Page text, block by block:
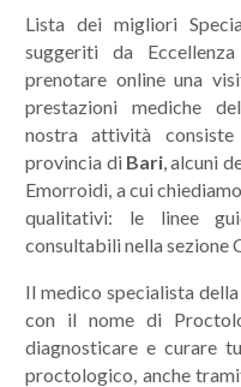
Lista dei migliori
suggeriti da
prenotare online una
prestazioni mediche
nostra attività
provincia di Bari, alcuni
Emorroidi, a cui
qualitativi: le linee
consultabili nella sezione
Il medico specialista
con il nome di
diagnosticare e curare
proctologico, anche